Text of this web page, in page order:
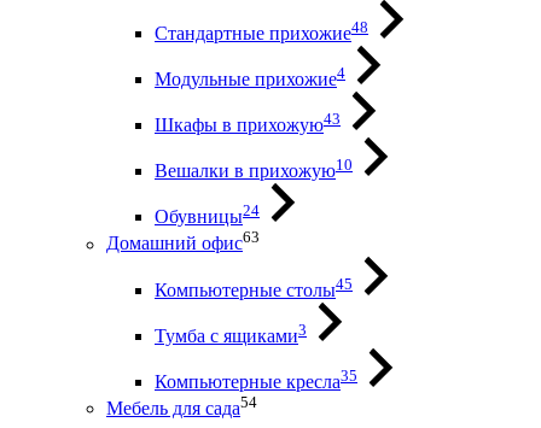
Стандартные прихожие48
Модульные прихожие4
Шкафы в прихожую43
Вешалки в прихожую10
Обувницы24
Домашний офис63
Компьютерные столы45
Тумба с ящиками3
Компьютерные кресла35
Мебель для сада54